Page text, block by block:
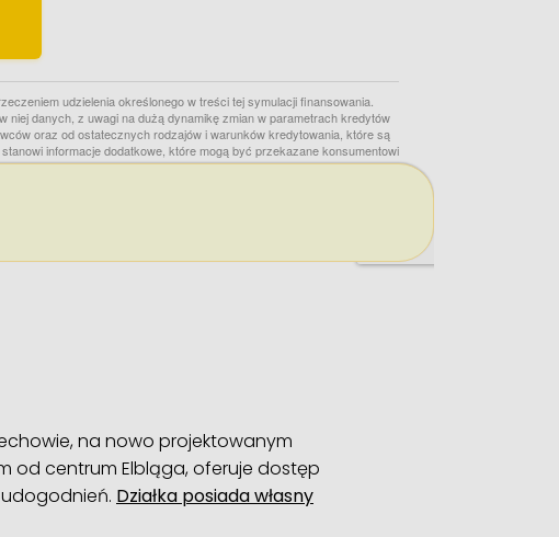
na nowo projektowanym
od centrum Elbląga, oferuje dostęp
Działka posiada własny